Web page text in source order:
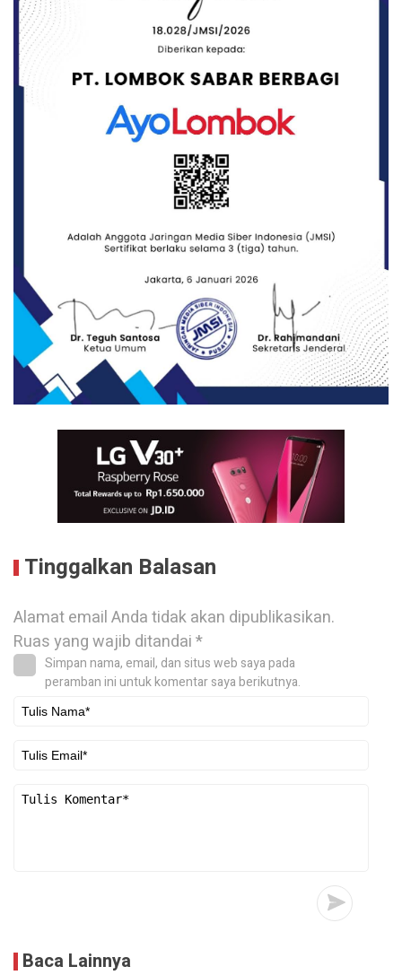
Tinggalkan Balasan
Alamat email Anda tidak akan dipublikasikan.
Ruas yang wajib ditandai*
Simpan nama, email, dan situs web saya pada
peramban ini untuk komentar saya berikutnya.
Baca Lainnya